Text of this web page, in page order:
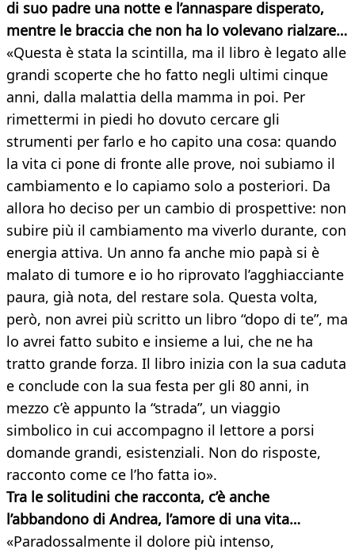
di suo padre una notte e l’annaspare disperato,
mentre le braccia che non ha lo volevano rialzare…
«Questa è stata la scintilla, ma il libro è legato alle
grandi scoperte che ho fatto negli ultimi cinque
anni, dalla malattia della mamma in poi. Per
rimettermi in piedi ho dovuto cercare gli
strumenti per farlo e ho capito una cosa: quando
la vita ci pone di fronte alle prove, noi subiamo il
cambiamento e lo capiamo solo a posteriori. Da
allora ho deciso per un cambio di prospettive: non
subire più il cambiamento ma viverlo durante, con
energia attiva. Un anno fa anche mio papà si è
malato di tumore e io ho riprovato l’agghiacciante
paura, già nota, del restare sola. Questa volta,
però, non avrei più scritto un libro “dopo di te”, ma
lo avrei fatto subito e insieme a lui, che ne ha
tratto grande forza. Il libro inizia con la sua caduta
e conclude con la sua festa per gli 80 anni, in
mezzo c’è appunto la “strada”, un viaggio
simbolico in cui accompagno il lettore a porsi
domande grandi, esistenziali. Non do risposte,
racconto come ce l’ho fatta io».
Tra le solitudini che racconta, c’è anche
l’abbandono di Andrea, l’amore di una vita…
«Paradossalmente il dolore più intenso,